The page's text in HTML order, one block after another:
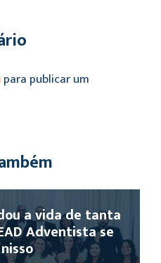
para publicar um
a vida de tanta
Adventista se